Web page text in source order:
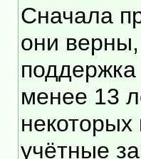
Сначала
они
менее 13
учётные